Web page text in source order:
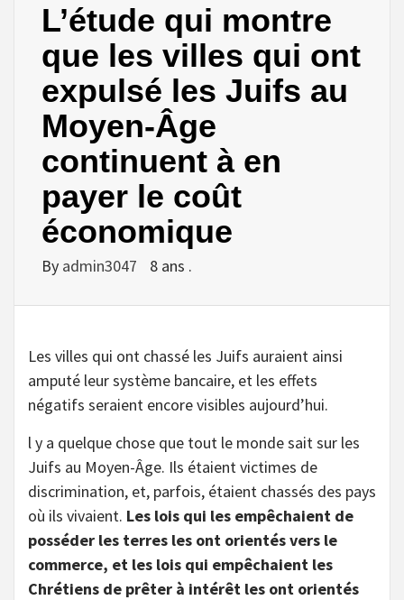
L’étude qui montre
que les villes qui ont
expulsé les Juifs au
Moyen-Âge
continuent à en
payer le coût
économique
By admin3047 8 ans .
Les villes qui ont chassé les Juifs auraient ainsi
amputé leur système bancaire, et les effets
négatifs seraient encore visibles aujourd’hui.
l y a quelque chose que tout le monde sait sur les
Juifs au Moyen-Âge. Ils étaient victimes de
discrimination, et, parfois, étaient chassés des pays
où ils vivaient. Les lois qui les empêchaient de
posséder les terres les ont orientés vers le
commerce, et les lois qui empêchaient les
Chrétiens de prêter à intérêt les ont orientés